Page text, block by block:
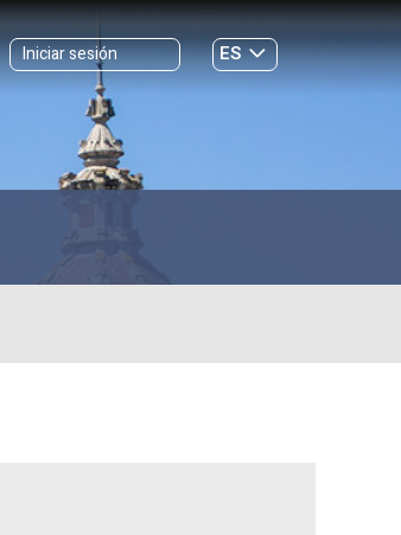
Iniciar sesión
ES
GL